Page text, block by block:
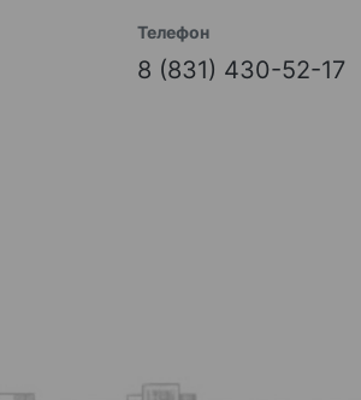
Телефон
8 (831) 430-52-17